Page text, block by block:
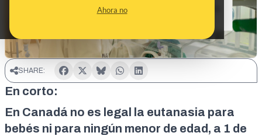
Ahora no
SHARE:
En corto:
En Canadá no es legal la eutanasia para
bebés ni para ningún menor de edad, a 1 de